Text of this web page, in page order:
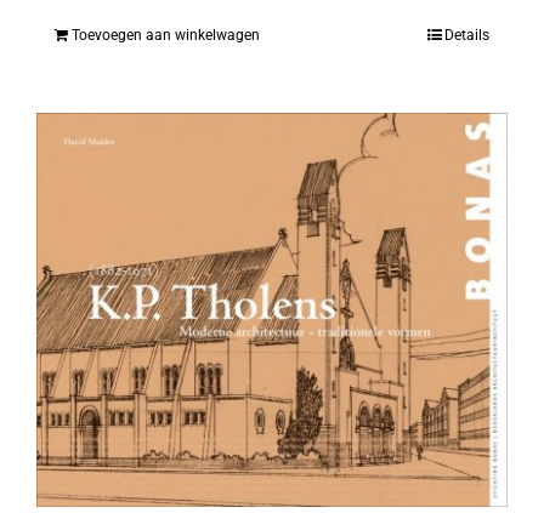
Toevoegen aan winkelwagen Details